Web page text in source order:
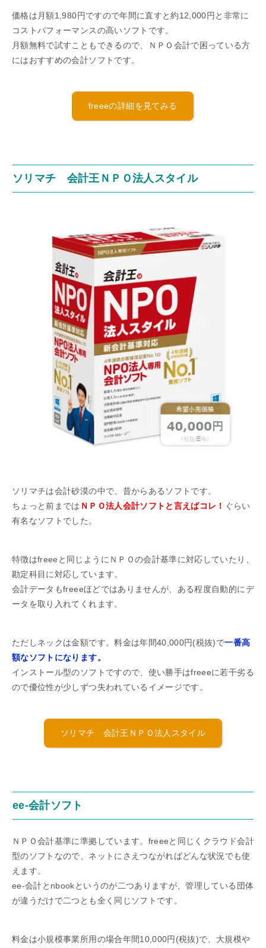
価格は月額1,980円ですので年間に直すと約12,000円と非常に
コストパフォーマンスの高いソフトです。
月額無料で試すこともできるので、ＮＰＯ会計で困っている方
にはおすすめの会計ソフトです。
freeeの詳細を見てみる
ソリマチ 会計王ＮＰＯ法人スタイル
ソリマチは会計砂漠の中で、昔からあるソフトです。
ちょっと前までは ＮＰＯ法人会計ソフトと言えばコレ！ ぐらい
有名なソフトでした。
特徴はfreeeと同じようにＮＰＯの会計基準に対応していたり、
勘定科目に対応しています。
会計データもfreeeほどではありませんが、ある程度自動的にデ
ータを取り入れてくれます。
ただしネックは金額です。料金は年間40,000円(税抜)で一番高
額なソフトになります。
インストール型のソフトですので、使い勝手はfreeeに若干劣る
ので優位性が少しずつ失われているイメージです。
ソリマチ 会計王ＮＰＯ法人スタイル
ee-会計ソフト
ＮＰＯ会計基準に準拠しています。freeeと同じくクラウド会計
型のソフトなので、ネットにさえつながればどんな状況でも使
えます。
ee-会計とnbookというのが二つありますが、管理している団体
が違うだけで二つとも全く同じソフトです。
料金は小規模事業所用の場合年間10,000円(税抜)で、大規模や